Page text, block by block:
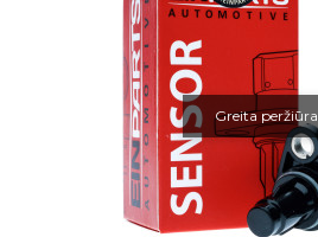
Greita peržiūra